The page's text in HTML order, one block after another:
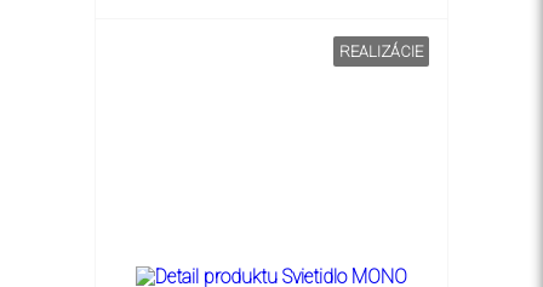
REALIZÁCIE